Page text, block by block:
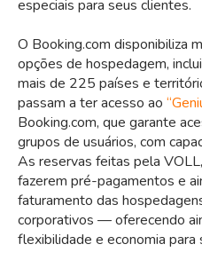
especiais para seus clientes.
O Booking.com disponibiliza
opções de hospedagem,
mais de 225 países e
passam a ter acesso ao
Booking.com, que garante
grupos de usuários, com
As reservas feitas pela
fazerem pré-pagamentos e
faturamento das
corporativos — oferecendo
flexibilidade e economia para